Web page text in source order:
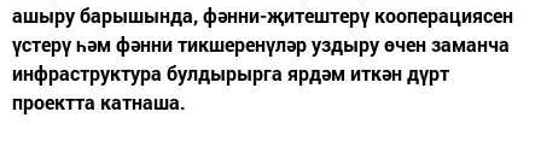
ашыру барышында, фәнни-җитештерү кооперациясен
үстерү һәм фәнни тикшеренүләр уздыру өчен заманча
инфраструктура булдырырга ярдәм иткән дүрт
проектта катнаша.